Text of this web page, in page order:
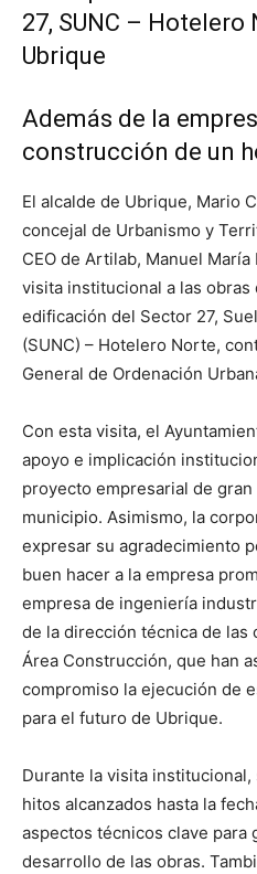
27, SUNC – Hotelero
Ubrique
Además de la
construcción de un
El alcalde de Ubrique, Mario
concejal de Urbanismo y
CEO de Artilab, Manuel
visita institucional a las obras
edificación del Sector 27,
(SUNC) – Hotelero Norte,
General de Ordenación
Con esta visita, el
apoyo e implicación
proyecto empresarial de
municipio. Asimismo, la
expresar su agradecimiento
buen hacer a la empresa
empresa de ingeniería
de la dirección técnica de las
Área Construcción, que han
compromiso la ejecución de
para el futuro de Ubrique.
Durante la visita
hitos alcanzados hasta la
aspectos técnicos clave para
desarrollo de las obras.